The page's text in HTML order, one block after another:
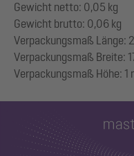
Gewicht netto: 0,05 kg
Gewicht brutto: 0,06 kg
Verpackungsmaß Länge:
Verpackungsmaß Breite: